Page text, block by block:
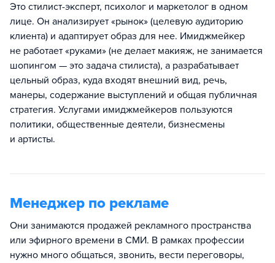
Это стилист-эксперт, психолог и маркетолог в одном
лице. Он анализирует «рынок» (целевую аудиторию
клиента) и адаптирует образ для нее. Имиджмейкер
не работает «руками» (не делает макияж, не занимается
шопингом — это задача стилиста), а разрабатывает
цельный образ, куда входят внешний вид, речь,
манеры, содержание выступлений и общая публичная
стратегия. Услугами имиджмейкеров пользуются
политики, общественные деятели, бизнесмены
и артисты.
Менеджер по рекламе
Они занимаются продажей рекламного пространства
или эфирного времени в СМИ. В рамках профессии
нужно много общаться, звонить, вести переговоры,